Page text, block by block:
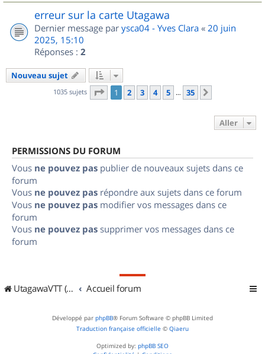
erreur sur la carte Utagawa
Dernier message par ysca04 - Yves Clara « 20 juin
2025, 15:10
Réponses : 2
Nouveau sujet
1035 sujets Page 1sur
1 2 3 4 5 … 35
Aller
PERMISSIONS DU FORUM
Vous ne pouvez pas publier de nouveaux sujets dans ce
forum
Vous ne pouvez pas répondre aux sujets dans ce forum
Vous ne pouvez pas modifier vos messages dans ce
forum
Vous ne pouvez pas supprimer vos messages dans ce
forum
UtagawaVTT (Randos VTT et VTTAE avec traces GPS) Accueil forum
Développé par phpBB® Forum Software © phpBB Limited
Traduction française officielle © Qiaeru
Optimized by: phpBB SEO